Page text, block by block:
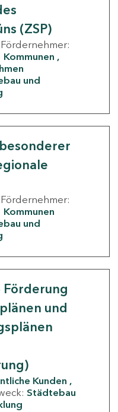
(ZSP)
Fördernehmer:
Kommunen
und
Fördernehmer:
Kommunen
und
Förderung
und
Kunden
Städtebau